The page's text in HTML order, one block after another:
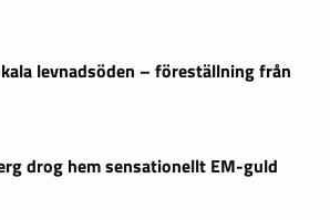
levnadsöden – föreställning från
drog hem sensationellt EM-guld